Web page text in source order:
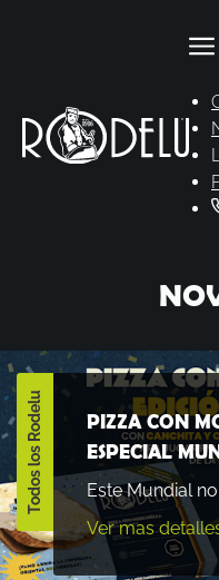
Todos los Rodelu
PIZZA CON
ESPECIAL
Este Mundial
Ver mas